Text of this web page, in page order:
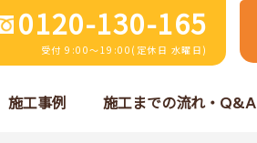
0120-130-165
受付 9:00～19:00(定休日 水曜日)
施工事例 施工までの流れ・Q&A